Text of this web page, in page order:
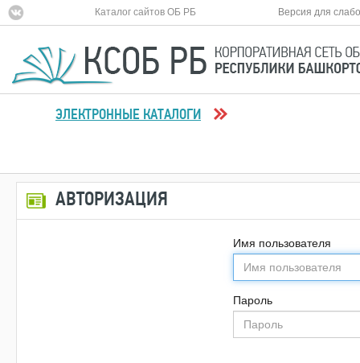
Каталог сайтов ОБ РБ Версия для
ЭЛЕКТРОННЫЕ КАТАЛОГИ
АВТОРИЗАЦИЯ
Имя пользователя
Пароль